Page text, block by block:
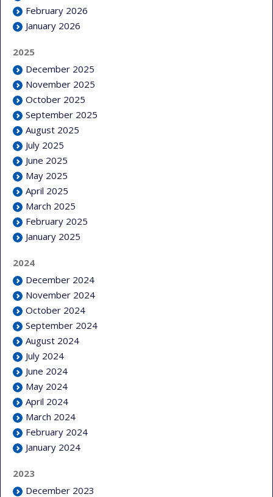
February 2026
January 2026
2025
December 2025
November 2025
October 2025
September 2025
August 2025
July 2025
June 2025
May 2025
April 2025
March 2025
February 2025
January 2025
2024
December 2024
November 2024
October 2024
September 2024
August 2024
July 2024
June 2024
May 2024
April 2024
March 2024
February 2024
January 2024
2023
December 2023